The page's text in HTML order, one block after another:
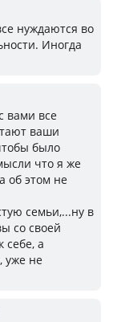
нуждаются во
Иногда
вами все
ваши
было
что я же
об этом не
семьи,...ну в
со своей
себе, а
уже не